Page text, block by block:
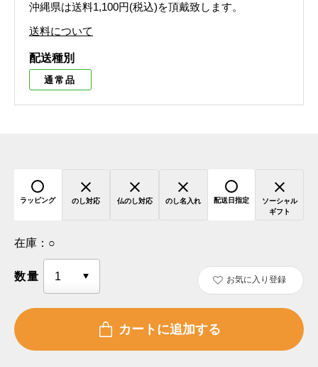
沖縄県は送料1,100円(税込)を頂戴致します。
送料について
配送種別
通常品
ラッピング のし対応 仏のし対応 のし名入れ 配送日指定
ソーシャル
ギフト
在庫： ○
数量 お気に入り登録